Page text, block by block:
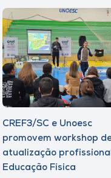
CREF3/SC e Unoesc
promovem workshop
atualização
Educação Física